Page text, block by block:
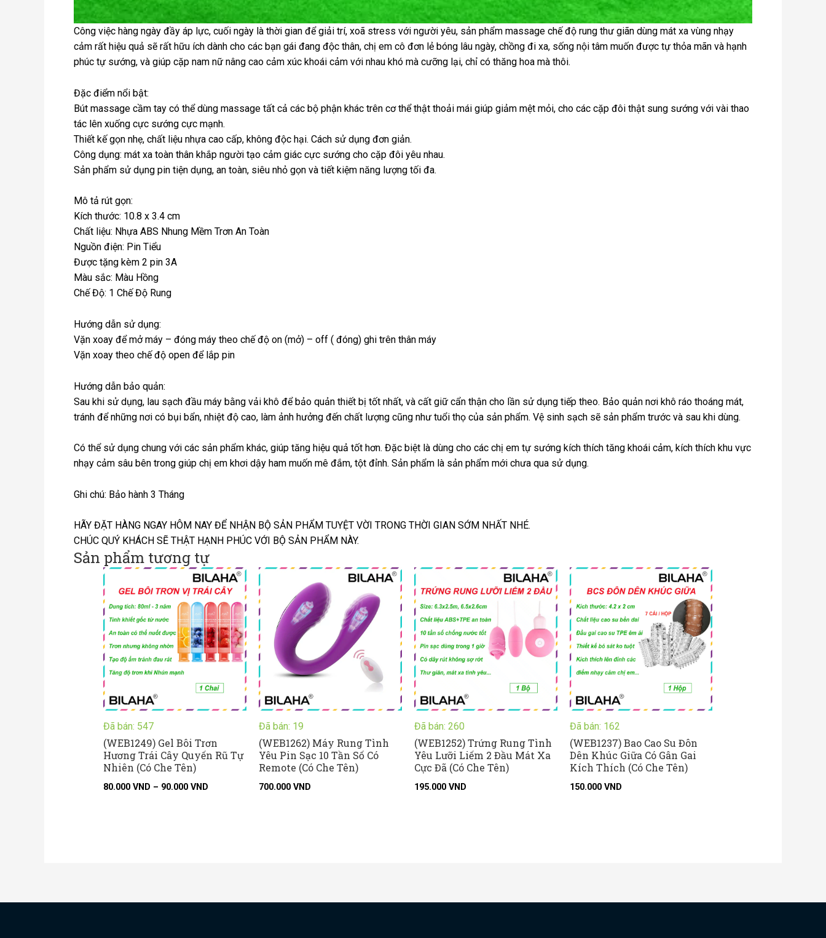
Công việc hàng ngày đầy áp lực, cuối ngày là thời gian để giải trí, xoã stress với người yêu, sản phẩm massage chế độ rung thư giãn dùng mát xa vùng nhạy
cảm rất hiệu quả sẽ rất hữu ích dành cho các bạn gái đang độc thân, chị em cô đơn lẻ bóng lâu ngày, chồng đi xa, sống nội tâm muốn được tự thỏa mãn và hạnh
phúc tự sướng, và giúp cặp nam nữ nâng cao cảm xúc khoái cảm với nhau khó mà cưỡng lại, chỉ có thăng hoa mà thôi.
Đặc điểm nổi bật:
Bút massage cầm tay có thể dùng massage tất cả các bộ phận khác trên cơ thể thật thoải mái giúp giảm mệt mỏi, cho các cặp đôi thật sung sướng với vài thao
tác lên xuống cực sướng cực mạnh.
Thiết kế gọn nhẹ, chất liệu nhựa cao cấp, không độc hại. Cách sử dụng đơn giản.
Công dụng: mát xa toàn thân khắp người tạo cảm giác cực sướng cho cặp đôi yêu nhau.
Sản phẩm sử dụng pin tiện dụng, an toàn, siêu nhỏ gọn và tiết kiệm năng lượng tối đa.
Mô tả rút gọn:
Kích thước: 10.8 x 3.4 cm
Chất liệu: Nhựa ABS Nhung Mềm Trơn An Toàn
Nguồn điện: Pin Tiểu
Được tặng kèm 2 pin 3A
Màu sắc: Màu Hồng
Chế Độ: 1 Chế Độ Rung
Hướng dẫn sử dụng:
Vặn xoay để mở máy – đóng máy theo chế độ on (mở) – off ( đóng) ghi trên thân máy
Vặn xoay theo chế độ open để lắp pin
Hướng dẫn bảo quản:
Sau khi sử dụng, lau sạch đầu máy bằng vải khô để bảo quản thiết bị tốt nhất, và cất giữ cẩn thận cho lần sử dụng tiếp theo. Bảo quản nơi khô ráo thoáng mát,
tránh để những nơi có bụi bẩn, nhiệt độ cao, làm ảnh hưởng đến chất lượng cũng như tuổi thọ của sản phẩm. Vệ sinh sạch sẽ sản phẩm trước và sau khi dùng.
Có thể sử dụng chung với các sản phẩm khác, giúp tăng hiệu quả tốt hơn. Đặc biệt là dùng cho các chị em tự sướng kích thích tăng khoái cảm, kích thích khu vực
nhạy cảm sâu bên trong giúp chị em khơi dậy ham muốn mê đắm, tột đỉnh. Sản phẩm là sản phẩm mới chưa qua sử dụng.
Ghi chú: Bảo hành 3 Tháng
HÃY ĐẶT HÀNG NGAY HÔM NAY ĐỂ NHẬN BỘ SẢN PHẨM TUYỆT VỜI TRONG THỜI GIAN SỚM NHẤT NHÉ.
CHÚC QUÝ KHÁCH SẼ THẬT HẠNH PHÚC VỚI BỘ SẢN PHẨM NÀY.
Sản phẩm tương tự
Đã bán: 547
(WEB1249) Gel Bôi Trơn
Hương Trái Cây Quyến Rũ Tự
Nhiên (Có Che Tên)
80.000 VND – 90.000 VND
Khoảng
giá:
từ
80.000 VND
đến
90.000 VND
Đã bán: 19
(WEB1262) Máy Rung Tình
Yêu Pin Sạc 10 Tần Số Có
Remote (Có Che Tên)
700.000 VND
Đã bán: 260
(WEB1252) Trứng Rung Tình
Yêu Lưỡi Liếm 2 Đầu Mát Xa
Cực Đã (Có Che Tên)
195.000 VND
Đã bán: 162
(WEB1237) Bao Cao Su Đôn
Dên Khúc Giữa Có Gân Gai
Kích Thích (Có Che Tên)
150.000 VND